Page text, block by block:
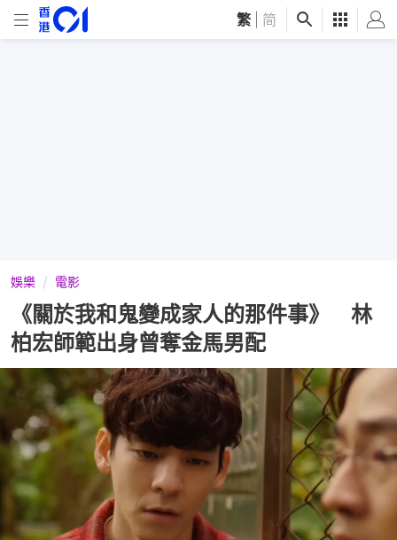
繁 简
娛樂 電影
《關於我和鬼變成家人的那件事》 林
柏宏師範出身曾奪金馬男配